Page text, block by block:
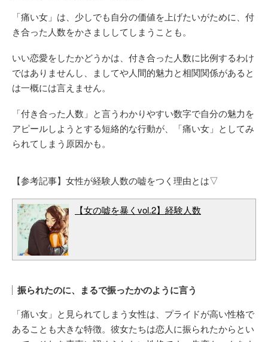
「痛い女」は、少しでも自分の価値を上げたいがために、付
き合った人数をかさまししてしまうことも。
いい恋愛をしたかどうかは、付き合った人数に比例するわけ
ではありませんし、ましてや人間的魅力と相関関係があると
は一概には言えません。
「付き合った人数」と言うわかりやすい数字で自分の魅力を
アピールしようとする短絡的な行動が、「痛い女」としてみ
られてしまう原因かも。
【参考記事】女性が経験人数の嘘をつく理由とは▽
【女の嘘を暴くvol.2】経験人数
振られたのに、まるで振ったかのように言う
「痛い女」と見られてしまう女性は、プライドが高い性格で
あることも大きな特徴。彼女たちは恋人に振られたからとい